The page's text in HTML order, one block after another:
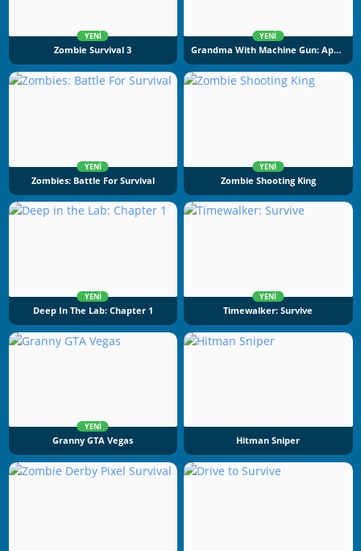
YENI
Zombie Survival 3
YENI
Grandma With Machine Gun: Apocalypsis
YENI
Zombies: Battle For Survival
YENI
Zombie Shooting King
YENI
Deep In The Lab: Chapter 1
YENI
Timewalker: Survive
YENI
Granny GTA Vegas Hitman Sniper